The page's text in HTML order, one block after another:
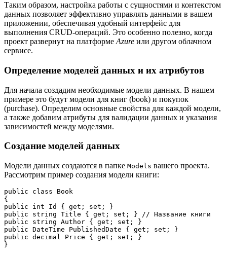
Таким образом, настройка работы с сущностями и контекстом
данных позволяет эффективно управлять данными в вашем
приложении, обеспечивая удобный интерфейс для
выполнения CRUD-операций. Это особенно полезно, когда
проект развернут на платформе Azure или другом облачном
сервисе.
Определение моделей данных и их атрибутов
Для начала создадим необходимые модели данных. В нашем
примере это будут модели для книг (book) и покупок
(purchase). Определим основные свойства для каждой модели,
а также добавим атрибуты для валидации данных и указания
зависимостей между моделями.
Создание моделей данных
Модели данных создаются в папке Models вашего проекта.
Рассмотрим пример создания модели книги:
public class Book
{
public int Id { get; set; }
public string Title { get; set; } // Название книги
public string Author { get; set; }
public DateTime PublishedDate { get; set; }
public decimal Price { get; set; }